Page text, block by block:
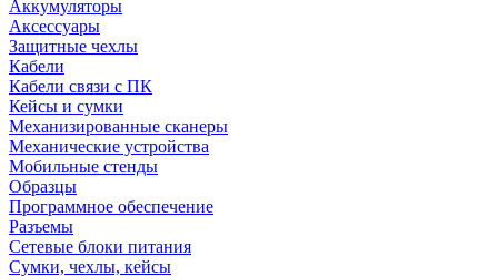
Аккумуляторы
Аксессуары
Защитные чехлы
Кабели
Кабели связи с ПК
Кейсы и сумки
Механизированные сканеры
Механические устройства
Мобильные стенды
Образцы
Программное обеспечение
Разъемы
Сетевые блоки питания
Сумки, чехлы, кейсы